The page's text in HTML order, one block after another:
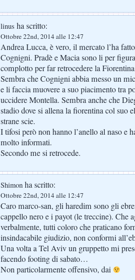
linus ha scritto:
Ottobre 22nd, 2014 alle 12:47
Andrea Lucca, è vero, il mercato l’ha
Cognigni. Pradè e Macia sono li per
complotto per far retrocedere la
Sembra che Cognigni abbia messo un
e li faccia muovere a suo piacimento tra
uccidere Montella. Sembra anche che
stadio dove si allena la fiorentina col suo
strane scie.
I tifosi però non hanno l’anello al naso e
molto informati.
Secondo me si retrocede.
Shimon ha scritto:
Ottobre 22nd, 2014 alle 12:47
Caro marco-san, gli haredim sono gli
cappello nero e i payot (le treccine). Che
verbalmente, tutti coloro che praticano
insindacabile giudizio, non conformi
Una volta a Tel Aviv un gruppetto mi
facendo footing di sabato…
Non particolarmente offensivo, dai